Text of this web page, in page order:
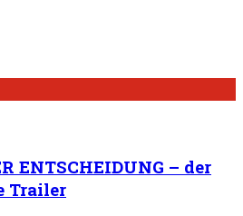
ENTSCHEIDUNG – der
Trailer